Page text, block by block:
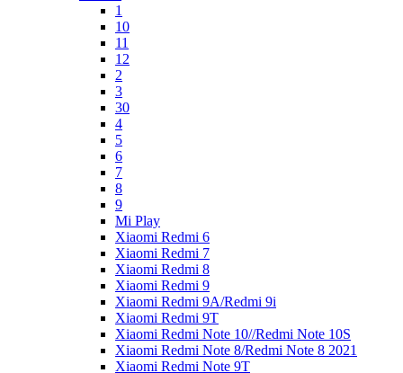
1
10
11
12
2
3
30
4
5
6
7
8
9
Mi Play
Xiaomi Redmi 6
Xiaomi Redmi 7
Xiaomi Redmi 8
Xiaomi Redmi 9
Xiaomi Redmi 9A/Redmi 9i
Xiaomi Redmi 9T
Xiaomi Redmi Note 10//Redmi Note 10S
Xiaomi Redmi Note 8/Redmi Note 8 2021
Xiaomi Redmi Note 9T